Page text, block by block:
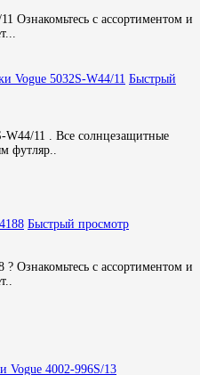
Ознакомьтесь с ассортиментом и
Быстрый
W44/11 . Все солнцезащитные
футляр..
Быстрый просмотр
Ознакомьтесь с ассортиментом и